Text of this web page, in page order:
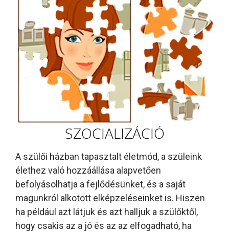
SZOCIALIZÁCIÓ
A szülői házban tapasztalt életmód, a szüleink
élethez való hozzáállása alapvetően
befolyásolhatja a fejlődésünket, és a saját
magunkról alkotott elképzeléseinket is. Hiszen
ha például azt látjuk és azt halljuk a szülőktől,
hogy csakis az a jó és az az elfogadható, ha